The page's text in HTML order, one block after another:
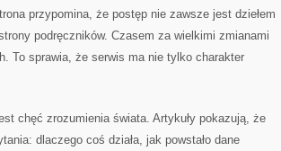
przypomina, że postęp nie zawsze jest dziełem
podręczników. Czasem za wielkimi zmianami
To sprawia, że serwis ma nie tylko charakter
chęć zrozumienia świata. Artykuły pokazują, że
dlaczego coś działa, jak powstało dane